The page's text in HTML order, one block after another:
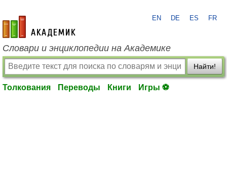
academic.ru
EN DE ES FR
Словари и энциклопедии на Академике
Найти!
Толкования Переводы Книги Игры ⚽